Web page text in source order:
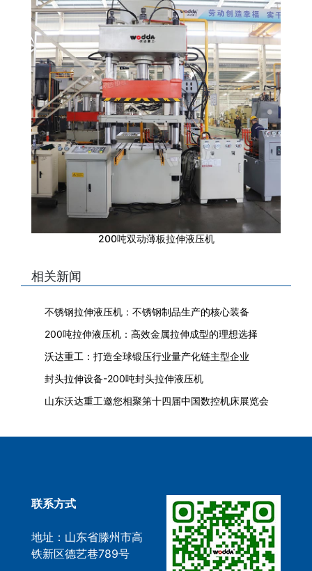
200吨双动薄板拉伸液压机
相关新闻
不锈钢拉伸液压机：不锈钢制品生产的核心装备
200吨拉伸液压机：高效金属拉伸成型的理想选择
沃达重工：打造全球锻压行业量产化链主型企业
封头拉伸设备-200吨封头拉伸液压机
山东沃达重工邀您相聚第十四届中国数控机床展览会
联系方式
地址：山东省滕州市高
铁新区德艺巷789号